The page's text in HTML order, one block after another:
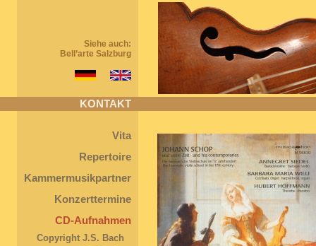
Siehe auch:
Bell’arte Salzburg
KONTAKT
Vita
Repertoire
Kammermusikpartner
Konzerttermine
CD-Aufnahmen
Copyright J.S. Bach